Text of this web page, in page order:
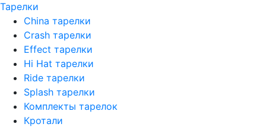
Тарелки
China тарелки
Crash тарелки
Effect тарелки
Hi Hat тарелки
Ride тарелки
Splash тарелки
Комплекты тарелок
Кротали